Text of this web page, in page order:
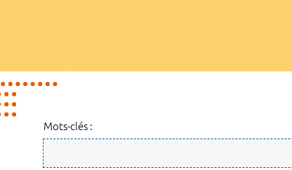
Mots-clés :